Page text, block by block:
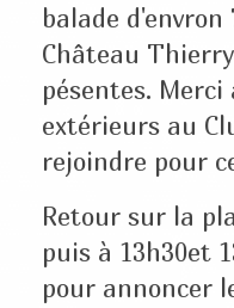
balade
Château
pésentes.
extérieurs au
rejoindre pour
Retour sur la
puis à 13h30et
pour annoncer